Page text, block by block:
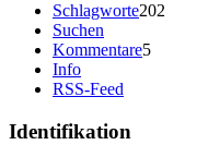
Schlagworte202
Suchen
Kommentare5
Info
RSS-Feed
Identifikation